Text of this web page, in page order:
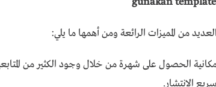
من المميزات الرائعة ومن أهمها ما يلي:
الحصول على شهرة من خلال وجود الكثير من
الانتشار.